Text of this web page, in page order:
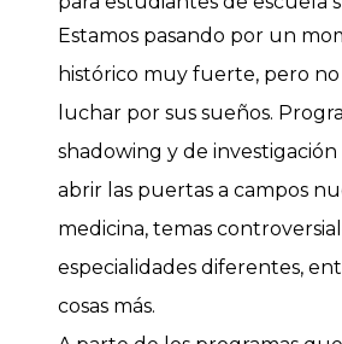
Estamos pasando por un
histórico muy fuerte, pero
luchar por sus sueños.
shadowing y de
abrir las puertas a campos
medicina, temas
especialidades diferentes,
cosas más.